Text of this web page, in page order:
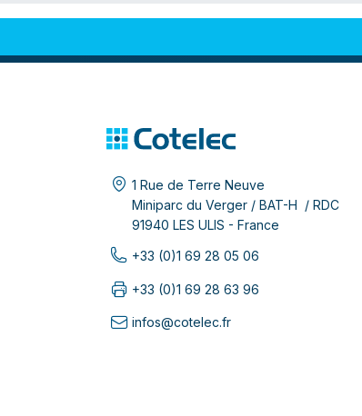
1 Rue de Terre Neuve
Miniparc du Verger / BAT-H / RDC
91940 LES ULIS - France
+33 (0)1 69 28 05 06
+33 (0)1 69 28 63 96
infos@cotelec.fr